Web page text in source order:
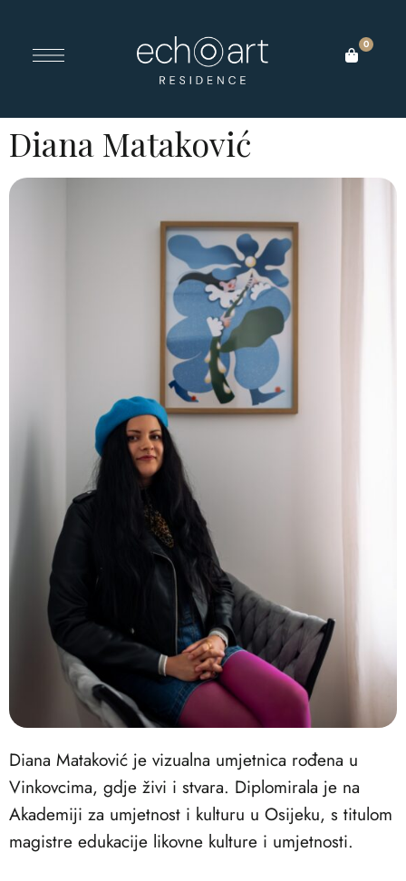
0
Diana Mataković
Diana Mataković je vizualna umjetnica rođena u
Vinkovcima, gdje živi i stvara. Diplomirala je na
Akademiji za umjetnost i kulturu u Osijeku, s titulom
magistre edukacije likovne kulture i umjetnosti.